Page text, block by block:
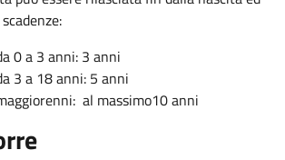
0 a 3 anni: 3 anni
3 a 18 anni: 5 anni
al massimo10 anni